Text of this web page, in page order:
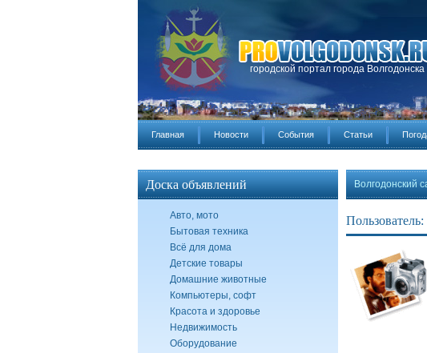
городской портал города Волгодонска
Главная Новости События Статьи
Доска объявлений
Авто, мото
Бытовая техника
Всё для дома
Детские товары
Домашние животные
Компьютеры, софт
Красота и здоровье
Недвижимость
Оборудование
Волгодонский
Пользователь: